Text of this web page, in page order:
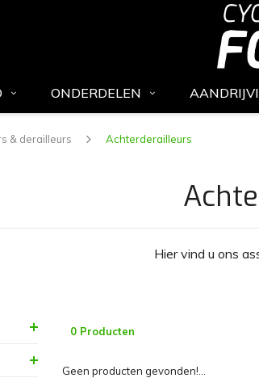
ONDERDELEN
& derailleurs Achterderailleurs
Hier vind u ons
0 Producten
Geen producten gevonden!...